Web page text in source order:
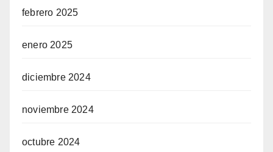
febrero 2025
enero 2025
diciembre 2024
noviembre 2024
octubre 2024